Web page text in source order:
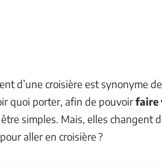
d’une croisière est synonyme de
quoi porter, afin de pouvoirfaire
simples. Mais, elles changent
aller en croisière ?